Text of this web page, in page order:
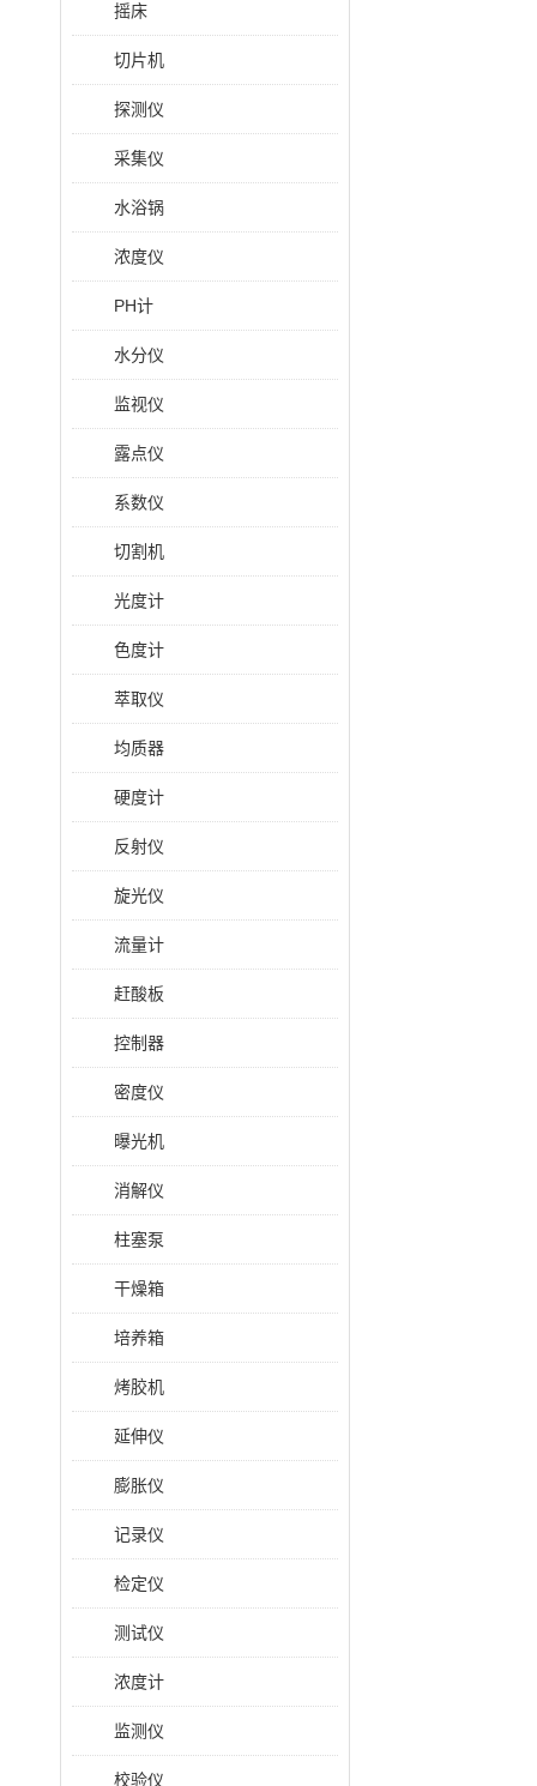
摇床
切片机
探测仪
采集仪
水浴锅
浓度仪
PH计
水分仪
监视仪
露点仪
系数仪
切割机
光度计
色度计
萃取仪
均质器
硬度计
反射仪
旋光仪
流量计
赶酸板
控制器
密度仪
曝光机
消解仪
柱塞泵
干燥箱
培养箱
烤胶机
延伸仪
膨胀仪
记录仪
检定仪
测试仪
浓度计
监测仪
校验仪